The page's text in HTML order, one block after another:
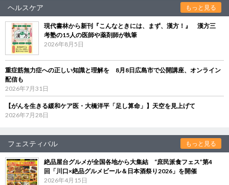
ヘルスケア もっと見る
現代書林から新刊『こんなときには、まず、漢方！』 漢方三
考塾の15人の医師や薬剤師が執筆
2026年8月5日
重症筋無力症への正しい知識と理解を 8月8日広島市で公開講座、オンライン
配信も
2026年7月31日
【がんを生きる緩和ケア医・大橋洋平「足し算命」】天空を見上げて
2026年7月28日
フェスティバル もっと見る
絶品屋台グルメが全国各地から大集結 “庶民派食フェス”第4
回「川口×絶品グルメビール＆日本酒祭り2026」を開催
2026年4月15日